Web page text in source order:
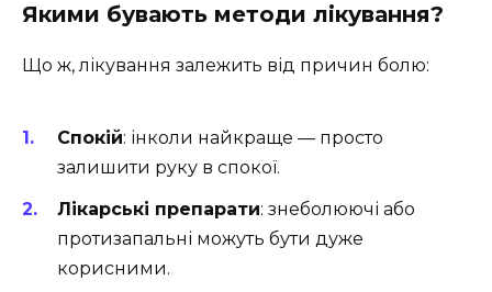
Якими бувають методи лікування?
Що ж, лікування залежить від причин болю:
Спокій: інколи найкраще — просто
залишити руку в спокої.
Лікарські препарати: знеболюючі або
протизапальні можуть бути дуже
корисними.